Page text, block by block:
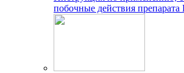
побочные действия